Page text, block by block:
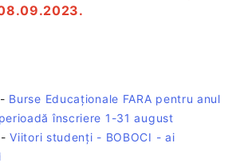
- Burse Educaționale FARA pentru anul
înscriere 1-31 august
-Viitori studenți - BOBOCI - ai